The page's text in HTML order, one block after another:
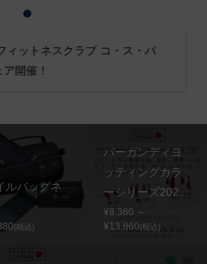
ィットネスクラブ コ・ス・パ
開催！
2
ルバッグネ
(税込)
バーガンディヨ
ッティングカラ
ーシリーズ202...
¥8,360 ～
¥13,860(税込)